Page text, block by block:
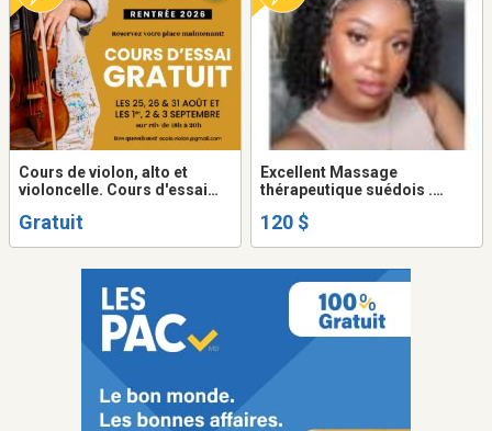
Cours de violon, alto et
violoncelle. Cours d'essai
Gratuit
Excellent Massage
thérapeutique suédois .
rendez-vous. (514) 654-
120 $